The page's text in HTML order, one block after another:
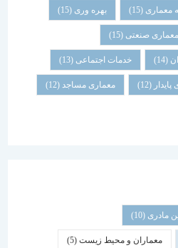
(15) بهره وری(15)
(15)
خدمات اجتماعی(13)
معماری مساجد(12)
(10)
و محیط زیست(5)